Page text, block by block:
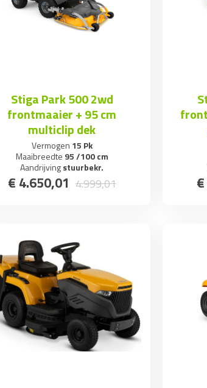
Stiga Park 500 2wd
frontmaaier + 95 cm
multiclip dek
Vermogen 15 Pk
Maaibreedte 95 /100 cm
Aandrijvingstuurbekr.
€ 4.650,01 4.999,01 €